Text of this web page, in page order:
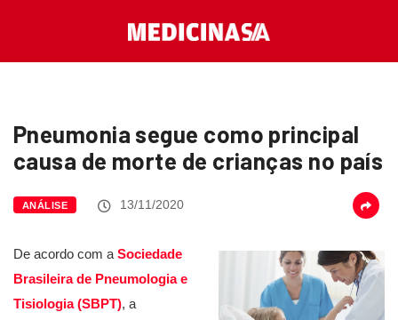
Pneumonia segue como principal
causa de morte de crianças no país
ANÁLISE 13/11/2020
De acordo com a Sociedade
Brasileira de Pneumologia e
Tisiologia (SBPT), a